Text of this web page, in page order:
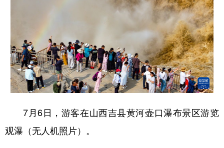
7月6日，游客在山西吉县黄河壶口瀑布景区游览
观瀑（无人机照片）。